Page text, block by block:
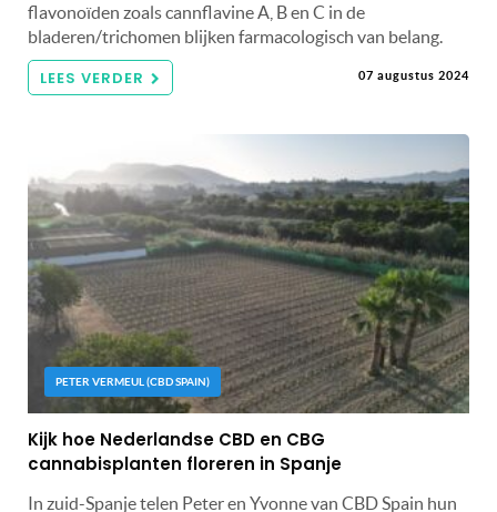
flavonoïden zoals cannflavine A, B en C in de
bladeren/trichomen blijken farmacologisch van belang.
LEES VERDER 07 augustus 2024
PETER VERMEUL (CBD SPAIN)
Kijk hoe Nederlandse CBD en CBG
cannabisplanten floreren in Spanje
In zuid-Spanje telen Peter en Yvonne van CBD Spain hun